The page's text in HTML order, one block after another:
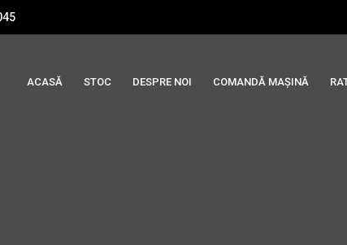
ACASĂ STOC DESPRE NOI COMANDĂ MAȘINĂ